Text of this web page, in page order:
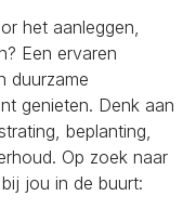
het aanleggen,
Een ervaren
duurzame
genieten. Denk aan
beplanting,
Op zoek naar
jou in de buurt: